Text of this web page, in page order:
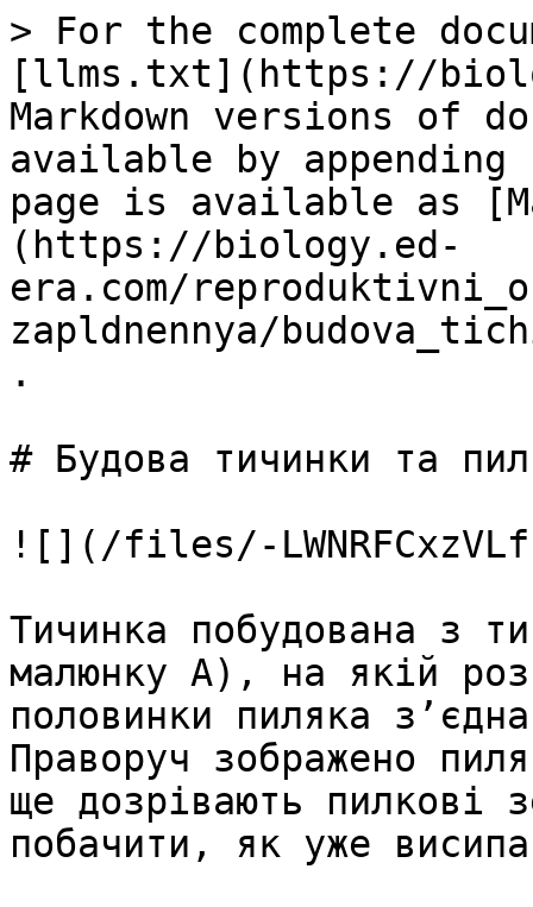
> For the complete
[llms.txt](https://
Markdown versions of
available by
page is available as
(https://biology.ed-
era.com/
zapldnennya/
.
# Будова тичинки та
![](/files/-
Тичинка побудована з
малюнку A), на якій
половинки пиляка
Праворуч зображено
ще дозрівають пилкові
побачити, як уже